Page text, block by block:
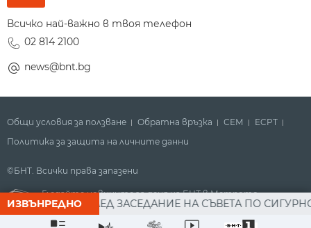
Всичко най-важно в твоя телефон
02 814 2100
news@bnt.bg
ИЗВЪНРЕДНО
РАДЕВ СЛЕД ЗАСЕДАНИЕ НА СЪВЕТА ПО
Общи условия за ползване Обратна връзка СЕМ
ECPT
Политика за защита на личните данни
©БНТ. Всички права запазени
Гледайте новините за деня на БНТ в Метрото